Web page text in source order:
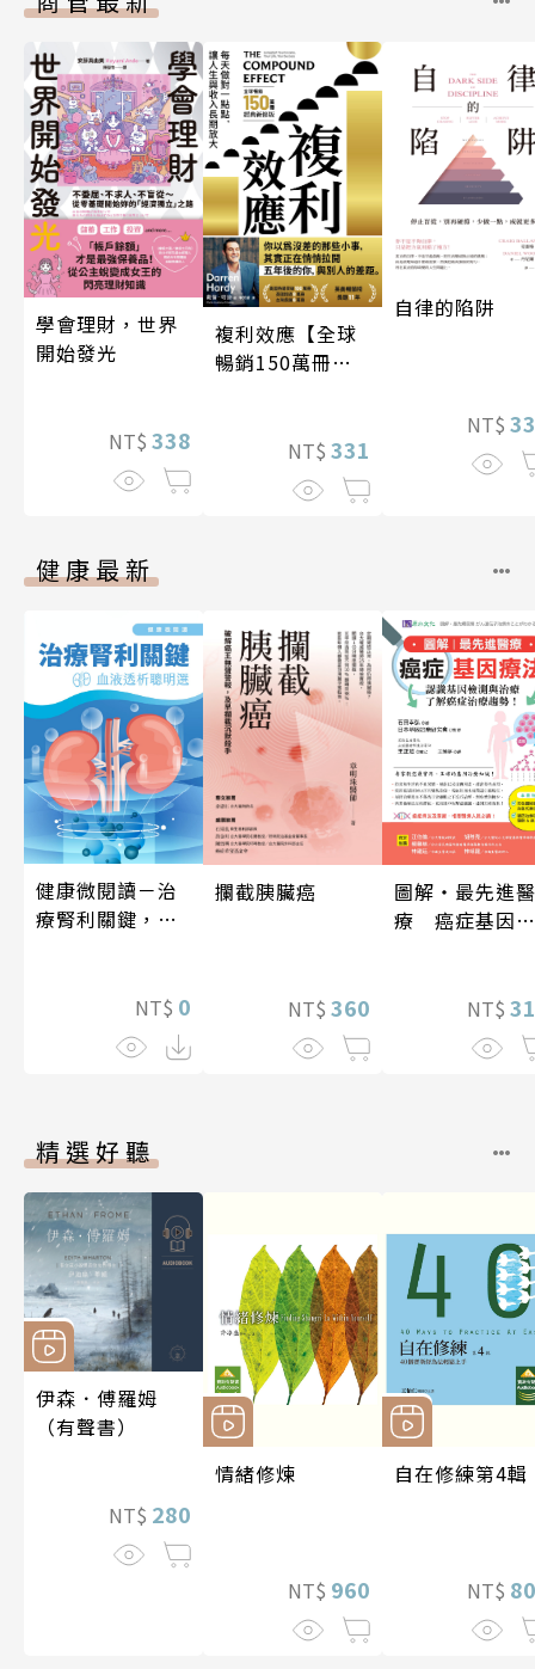
學會理財，世界
開始發光
NT$ 338
複利效應【全球
暢銷150萬冊・
NT$ 331
自律的陷阱
NT$
健康最新
健康微閱讀－治
療腎利關鍵，血
NT$ 0
攔截胰臟癌
NT$ 360
圖解‧最先進醫
療 癌症基因療
NT$
精選好聽
伊森．傅羅姆
（有聲書）
NT$ 280
情緒修煉
NT$ 960
自在修練第4輯
NT$